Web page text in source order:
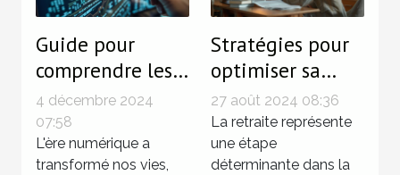
Guide pour
comprendre les
enjeux de la
cyberassurance
en France
4 décembre 2024
07:58
L'ère numérique a
transformé nos vies,
Stratégies pour
optimiser sa
pension de
retraite avec la
surcote
27 août 2024 08:36
La retraite représente
une étape
déterminante dans la